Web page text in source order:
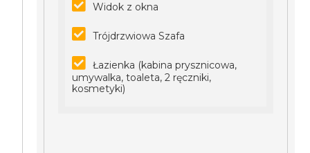
Widok z okna
Trójdrzwiowa Szafa
Łazienka (kabina prysznicowa,
umywalka, toaleta, 2 ręczniki,
kosmetyki)